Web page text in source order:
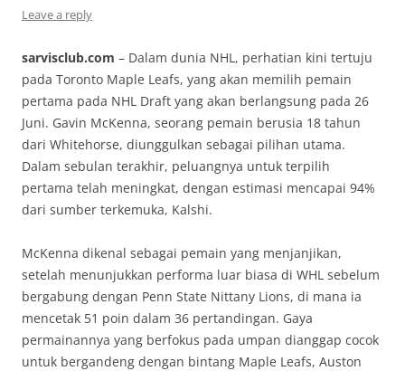
Leave a reply
sarvisclub.com – Dalam dunia NHL, perhatian kini tertuju
pada Toronto Maple Leafs, yang akan memilih pemain
pertama pada NHL Draft yang akan berlangsung pada 26
Juni. Gavin McKenna, seorang pemain berusia 18 tahun
dari Whitehorse, diunggulkan sebagai pilihan utama.
Dalam sebulan terakhir, peluangnya untuk terpilih
pertama telah meningkat, dengan estimasi mencapai 94%
dari sumber terkemuka, Kalshi.
McKenna dikenal sebagai pemain yang menjanjikan,
setelah menunjukkan performa luar biasa di WHL sebelum
bergabung dengan Penn State Nittany Lions, di mana ia
mencetak 51 poin dalam 36 pertandingan. Gaya
permainannya yang berfokus pada umpan dianggap cocok
untuk bergandeng dengan bintang Maple Leafs, Auston